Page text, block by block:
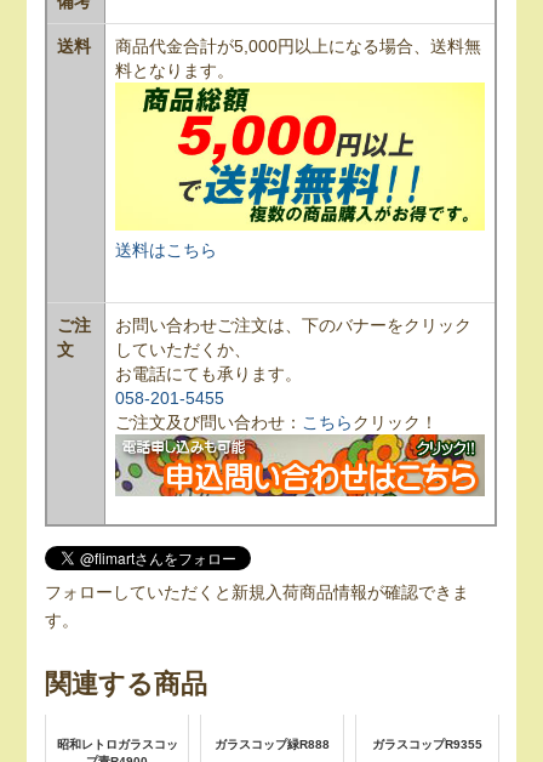
送料
商品代金合計が5,000円以上になる場合、送料無
料となります。
送料はこちら
ご注
文
お問い合わせご注文は、下のバナーをクリック
していただくか、
お電話にても承ります。
058-201-5455
ご注文及び問い合わせ： こちらクリック！
フォローしていただくと新規入荷商品情報が確認できま
す。
関連する商品
昭和レトロガラスコッ
ガラスコップ緑R888 ガラスコップR9355